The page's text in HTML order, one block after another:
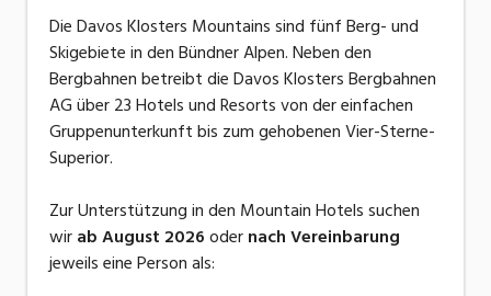
Mechanik, Elektronik, Optik, Textil (Fertigung)
Medizin, Gesundheitswesen, Pflege
Sicherheit, Rettung, Polizei, Zoll
Aussendienst
Die Davos Klosters Mountains sind fünf Berg- und
Skigebiete in den Bündner Alpen. Neben den
Bergbahnen betreibt die Davos Klosters Bergbahnen
AG über 23 Hotels und Resorts von der einfachen
Gruppenunterkunft bis zum gehobenen Vier-Sterne-
Superior.
Zur Unterstützung in den Mountain Hotels suchen
wirab August 2026odernach Vereinbarung
jeweils eine Person als: